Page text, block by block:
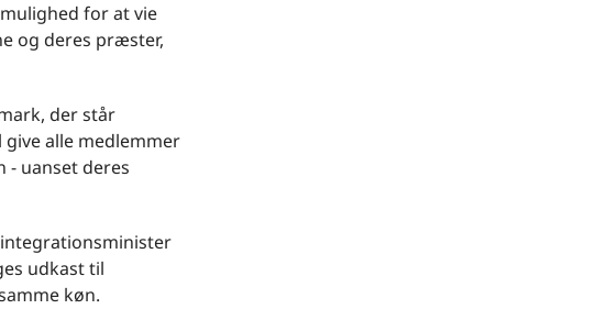
for at vie
og deres præster,
der står
alle medlemmer
- uanset deres
udkast til
køn.